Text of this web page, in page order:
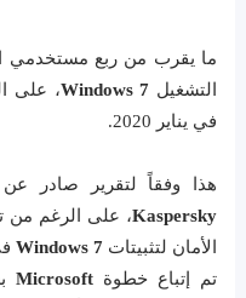
ما يقرب من ربع مستخدمي
التشغيل Windows 7، على
في يناير 2020.
هذا وفقاً لتقرير صادر
Kaspersky، على الرغم من
الأمان لتثبيتات Windows 7
تم إتباع خطوةMicrosoft